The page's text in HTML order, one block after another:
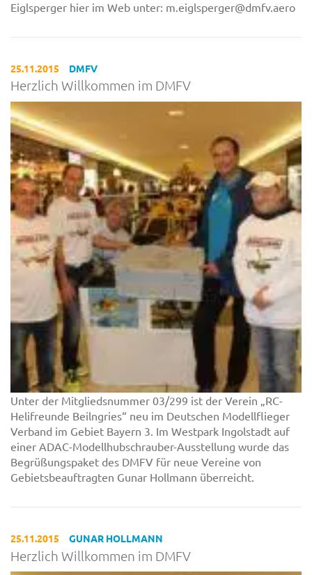
Eiglsperger hier im Web unter: m.eiglsperger@dmfv.aero
25.11.2015 DMFV
Herzlich Willkommen im DMFV
Unter der Mitgliedsnummer 03/299 ist der Verein „RC-
Helifreunde Beilngries“ neu im Deutschen Modellflieger
Verband im Gebiet Bayern 3. Im Westpark Ingolstadt auf
einer ADAC-Modellhubschrauber-Ausstellung wurde das
Begrüßungspaket des DMFV für neue Vereine von
Gebietsbeauftragten Gunar Hollmann überreicht.
25.11.2015 GUNAR HOLLMANN
Herzlich Willkommen im DMFV